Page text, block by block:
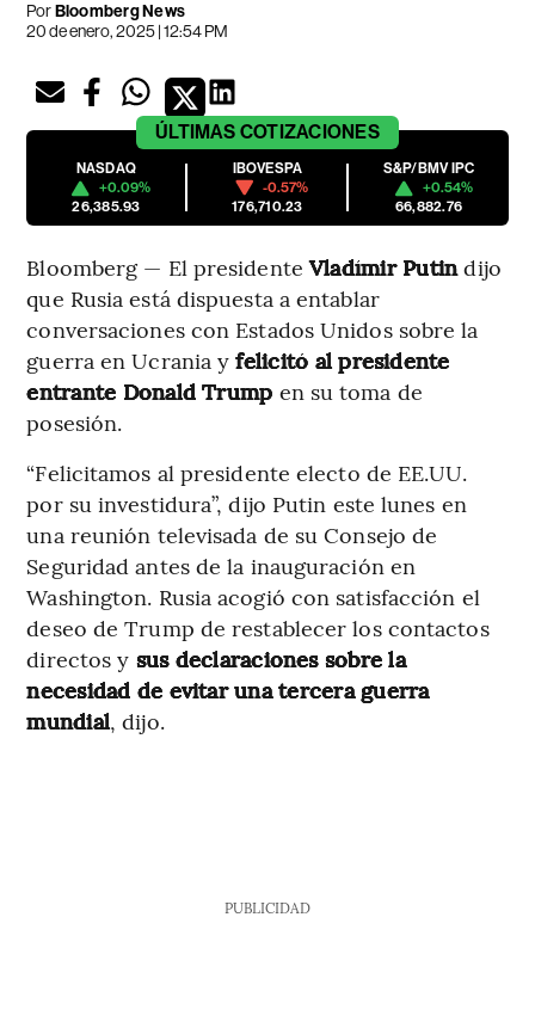
PorBloomberg News
20 de enero, 2025 | 12:54 PM
ÚLTIMAS COTIZACIONES
NASDAQ
+0.09%
26,385.93
IBOVESPA
-0.57%
176,710.23
S&P/BMV IPC
+0.54%
66,882.76
Bloomberg — El presidenteVladímir Putindijo
que Rusia está dispuesta a entablar
conversaciones con Estados Unidos sobre la
guerra en Ucrania yfelicitó al presidente
entrante Donald Trump en su toma de
posesión.
“Felicitamos al presidente electo de EE.UU.
por su investidura”, dijo Putin este lunes en
una reunión televisada de su Consejo de
Seguridad antes de la inauguración en
Washington. Rusia acogió con satisfacción el
deseo de Trump de restablecer los contactos
directos y sus declaraciones sobre la
necesidad de evitar una tercera guerra
mundial, dijo.
PUBLICIDAD